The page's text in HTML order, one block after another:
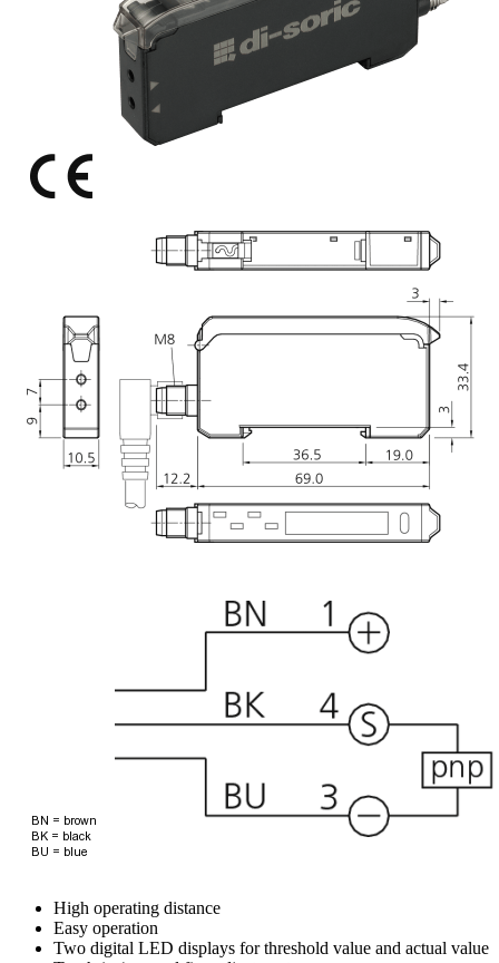
High operating distance
Easy operation
Two digital LED displays for threshold value and actual value